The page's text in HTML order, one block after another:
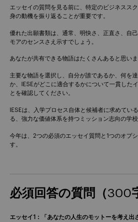
エッセイの質問を見る前に、特定のビジネスス
身の動機を振り返ることが重要です。
優れた出願書類は、通常、明快さ、正直さ、自
モアのセンスさえ示すでしょう。
あなたが共有できる物語はたくさんあると思いま
主要な物語を選択し、自分が誰であるか、何を
か、IESEがどこに適合するかについて一貫した
とを確認してください。
IESEは、入学プロセス自体と候補者に求めてい
る、強力な価値体系を持つミッション志向の学校
今年は、2つの必須のエッセイ質問と1つのオプ
す。
必須回答の質問（300
エッセイ1：「あなたの人生のモットーを考え出